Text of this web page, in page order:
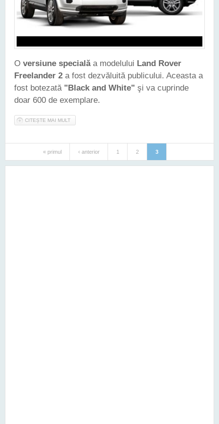
O versiune specialăa modelului Land Rover
Freelander 2 a fost dezvăluită publicului. Aceasta a
fost botezată "Black and White" şi va cuprinde
doar 600 de exemplare.
CITEȘTE MAI MULT
« primul ‹ anterior 1 2 3